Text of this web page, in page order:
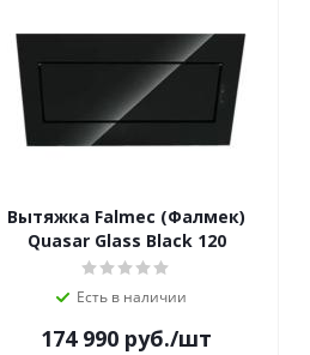
Вытяжка Falmec (Фалмек)
Quasar Glass Black 120
Есть в наличии
174 990 руб./шт